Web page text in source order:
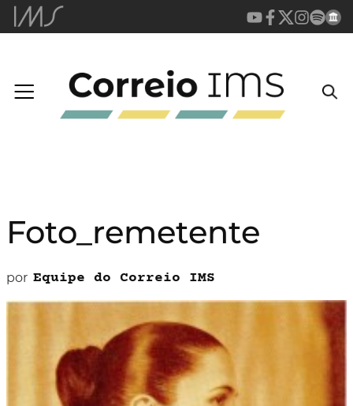
Foto_remetente
por Equipe do Correio IMS